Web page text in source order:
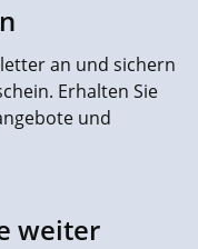
an und sichern
Erhalten Sie
und
weiter